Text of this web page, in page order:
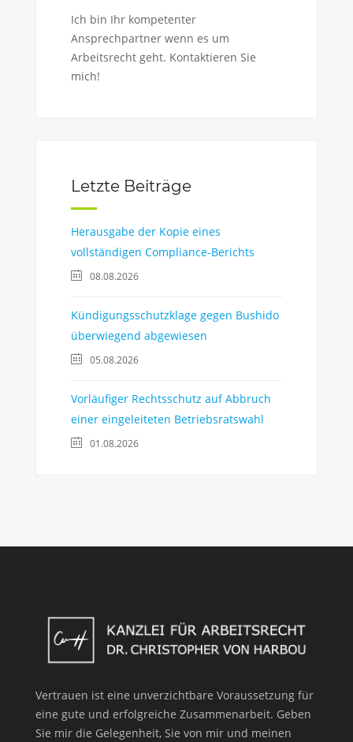
Ich bin Ihr kompetenter
Ansprechpartner wenn es um
Arbeitsrecht geht. Kontaktieren Sie
mich!
Letzte Beiträge
Herausgabe der Kopie eines
vollständigen Compliance-Berichts
08.08.2026
Kündigungsschutzklage gegen Bushido
überwiegend abgewiesen
05.08.2026
Vorläufiger Rechtsschutz auf Abbruch
einer eingeleiteten Betriebsratswahl
01.08.2026
Vertrauen ist eine unverzichtbare Voraussetzung für
eine gute und erfolgreiche Zusammenarbeit. Geben
Sie mir die Gelegenheit, Sie von mir und meinen